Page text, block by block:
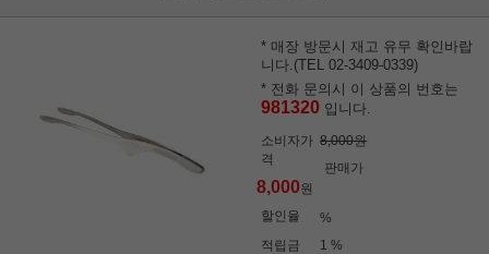
* 매장 방문시 재고 유무 확인바랍
니다.(TEL 02-3409-0339)
* 전화 문의시 이 상품의 번호는
981320 입니다.
소비자가
격
8,000원
판매가
8,000원
할인율
%
적립금
1 %